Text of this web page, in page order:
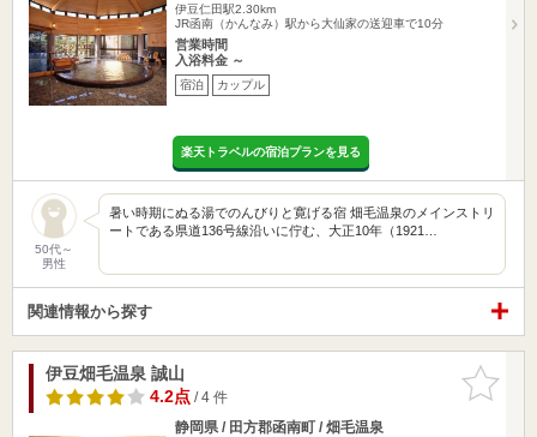
伊豆仁田駅2.30km
JR函南（かんなみ）駅から大仙家の送迎車で10分
営業時間
入浴料金 ～
宿泊 カップル
楽天トラベルの宿泊プランを見る
50代～
男性
暑い時期にぬる湯でのんびりと寛げる宿 畑毛温泉のメインストリ
ートである県道136号線沿いに佇む、大正10年（1921…
関連情報から探す
お気に入
りに追加
伊豆畑毛温泉 誠山
4.2点/ 4 件
静岡県 / 田方郡函南町 / 畑毛温泉